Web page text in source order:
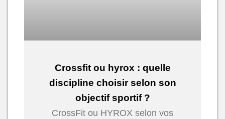
Crossfit ou hyrox : quelle
discipline choisir selon son
objectif sportif ?
CrossFit ou HYROX selon vos